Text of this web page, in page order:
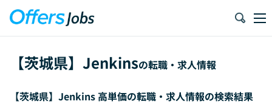
【茨城県】 Jenkinsの転職・求人情報
【茨城県】Jenkins 高単価の転職・求人情報の検索結果